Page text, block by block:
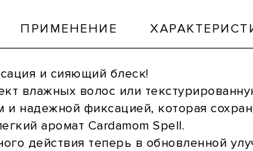
ПРИМЕНЕНИЕ
и сияющий блеск!
влажных волос или
надежной фиксацией, которая
аромат Cardamom Spell.
действия теперь в обновленной